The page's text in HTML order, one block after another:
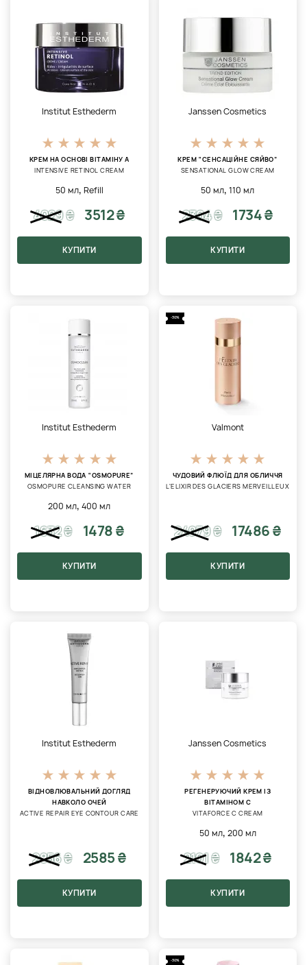
Institut Esthederm
КРЕМ НА ОСНОВІ ВІТАМІНУ А
INTENSIVE RETINOL CREAM
50 мл, Refill
4029₴ 3512 ₴
КУПИТИ
Janssen Cosmetics
КРЕМ “СЕНСАЦІЙНЕ СЯЙВО”
SENSATIONAL GLOW CREAM
50 мл,110 мл
2304₴ 1734 ₴
КУПИТИ
Institut Esthederm
МІЦЕЛЯРНА ВОДА “ОSMOPURE”
OSMOPURE CLEANSING WATER
200 мл,400 мл
1632₴ 1478 ₴
КУПИТИ
-30%
Valmont
ЧУДОВИЙ ФЛЮЇД ДЛЯ ОБЛИЧЧЯ
L'ELIXIR DES GLACIERS MERVEILLEUX
24979₴ 17486 ₴
КУПИТИ
Institut Esthederm
ВІДНОВЛЮВАЛЬНИЙ ДОГЛЯД
НАВКОЛО ОЧЕЙ
ACTIVE REPAIR EYE CONTOUR CARE
2856₴ 2585 ₴
КУПИТИ
Janssen Cosmetics
РЕГЕНЕРУЮЧИЙ КРЕМ ІЗ
ВІТАМІНОМ С
VITAFORCE C CREAM
50 мл, 200 мл
2101₴ 1842 ₴
КУПИТИ
-30%